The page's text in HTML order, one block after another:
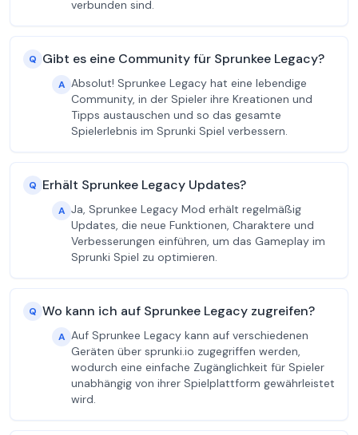
verbunden sind.
Q Gibt es eine Community für Sprunkee Legacy?
A Absolut! Sprunkee Legacy hat eine lebendige
Community, in der Spieler ihre Kreationen und
Tipps austauschen und so das gesamte
Spielerlebnis im Sprunki Spiel verbessern.
Q Erhält Sprunkee Legacy Updates?
A Ja, Sprunkee Legacy Mod erhält regelmäßig
Updates, die neue Funktionen, Charaktere und
Verbesserungen einführen, um das Gameplay im
Sprunki Spiel zu optimieren.
Q Wo kann ich auf Sprunkee Legacy zugreifen?
A Auf Sprunkee Legacy kann auf verschiedenen
Geräten über sprunki.io zugegriffen werden,
wodurch eine einfache Zugänglichkeit für Spieler
unabhängig von ihrer Spielplattform gewährleistet
wird.